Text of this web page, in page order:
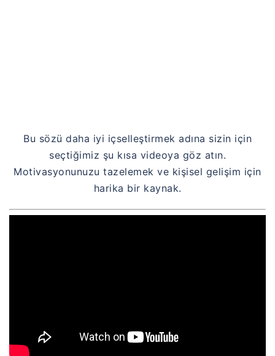
Bu sözü daha iyi içselleştirmek adına sizin için
seçtiğimiz şu kısa videoya göz atın.
Motivasyonunuzu tazelemek ve kişisel gelişim için
harika bir kaynak.